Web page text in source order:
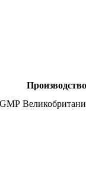
Производство
GMP